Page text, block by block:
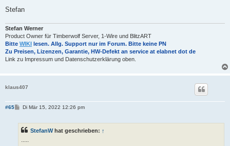
Stefan
Stefan Werner
Product Owner für Timberwolf Server, 1-Wire und BlitzART
Bitte WIKI lesen. Allg. Support nur im Forum. Bitte keine PN
Zu Preisen, Lizenzen, Garantie, HW-Defekt an service at elabnet dot de
Link zu Impressum und Datenschutzerklärung oben.
klaus407
#65
B
r
g
Di Mär 15, 2022 12:26 pm
StefanWhat geschrieben: ↑